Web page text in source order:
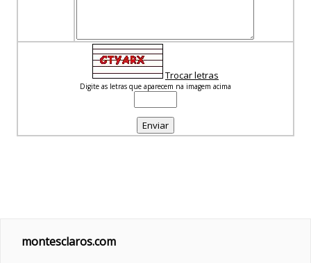
Trocar letras
Digite as letras que aparecem na imagem acima
montesclaros.com